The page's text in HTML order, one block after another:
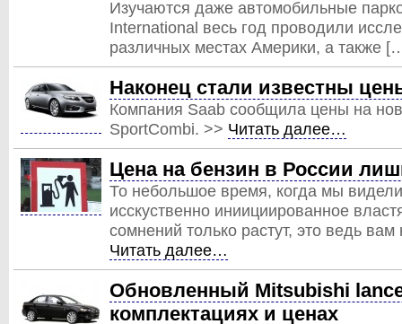
Изучаются даже автомобильные
International весь год проводили
различных местах Америки, а также
Наконец стали известны
Компания Saab сообщила цены на
SportCombi. >> Читать далее…
Цена на бензин в России
То небольшое время, когда мы
исскуственно иниициированное
сомнений только растут, это ведь
Читать далее…
Обновленный Mitsubishi
комплектациях и ценах